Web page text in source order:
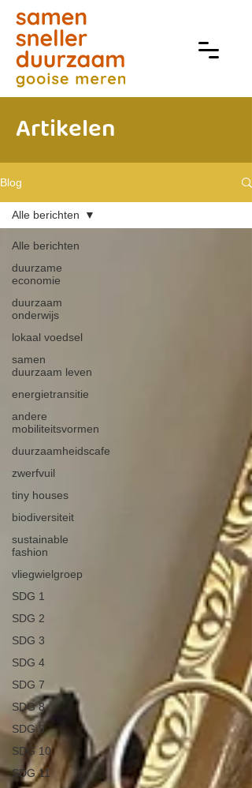
Artikelen
Blog
Alle berichten
duurzame
economie
duurzaam
onderwijs
lokaal voedsel
samen
duurzaam leven
energietransitie
andere
mobiliteitsvormen
duurzaamheidscafe
zwerfvuil
tiny houses
biodiversiteit
sustainable
fashion
vliegwielgroep
SDG 1
SDG 2
SDG 3
SDG 4
SDG 7
SDG 8
SDG 9
SDG 10
SDG 11
Alle berichten